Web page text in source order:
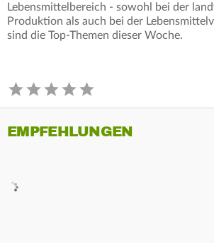
Lebensmittelbereich - sowohl bei der
Produktion als auch bei der
sind die Top-Themen dieser Woche.
EMPFEHLUNGEN